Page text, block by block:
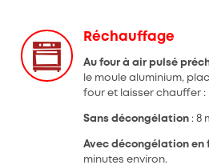
Réchauffage
Au four à air pulsé
le moule aluminium,
four et laisser chauffer :
Sans décongélation : 8
Avec décongélation en
minutes environ.